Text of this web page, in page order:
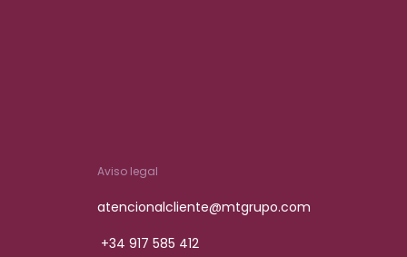
Aviso legal
atencionalcliente@mtgrupo.com
+34 917 585 412